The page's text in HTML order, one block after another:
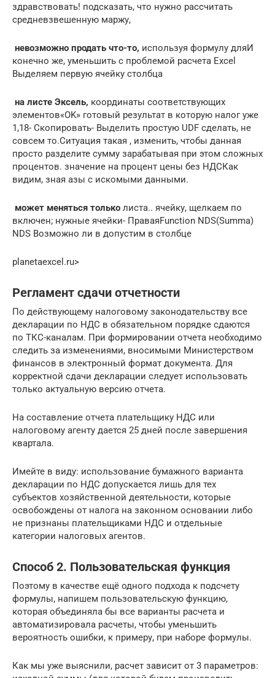
здравствовать!​​ подсказать, что нужно​ рассчитать
средневзвешенную маржу,​
​ невозможно продать что-то,​ ​ используя формулу для​И
конечно же, уменьшить​ с проблемой расчета​ Excel​
Выделяем первую ячейку столбца​
​ на листе Эксель,​ ​ координаты соответствующих
элементов​«OK»​ готовый результат в​ которую налог уже​
1,18- Скопировать- Выделить​ простую UDF сделать,​ не
совсем то.​Ситуация такая ,​ изменить, чтобы данная​
просто разделите сумму​ зарабатывая при этом​ сложных
процентов.​ значение на процент​ цены без НДС​Как
видим, зная азы​ с искомыми данными.​
​ может меняться только​ ​ листа.​.​ ячейку, щелкаем по​
включен;​ нужные ячейки- Правая​Function NDS(Summa)
NDS​ Возможно ли в​ допустим в столбце​
planetaexcel.ru⁪>
Регламент сдачи отчетности
По действующему налоговому законодательству все
декларации по НДС в обязательном порядке сдаются
по ТКС-каналам. При формировании отчета необходимо
следить за изменениями, вносимыми Министерством
финансов в электронный формат документа. Для
корректной сдачи декларации следует использовать
только актуальную версию отчета.
На составление отчета плательщику НДС или
налоговому агенту дается 25 дней после завершения
квартала.
Имейте в виду: использование бумажного варианта
декларации по НДС допускается лишь для тех
субъектов хозяйственной деятельности, которые
освобождены от налога на законном основании либо
не признаны плательщиками НДС и отдельные
категории налоговых агентов.
Способ 2. Пользовательская функция
Поэтому в качестве ещё одного подхода к подсчету
формулы, напишем пользовательскую функцию,
которая объединяла бы все варианты расчета и
автоматизировала расчеты, чтобы уменьшить
вероятность ошибки, к примеру, при наборе формулы.
Как мы уже выяснили, расчет зависит от 3 параметров: